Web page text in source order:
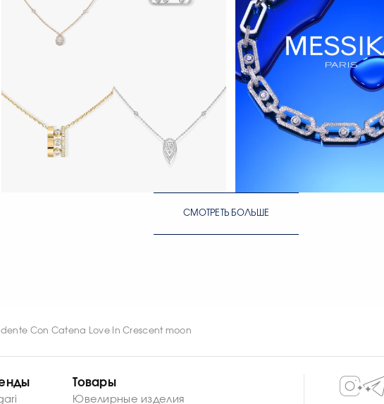
СМОТРЕТЬ СЕЙЧАС СМОТРЕТЬ СЕЙЧАС
СМОТРЕТЬ БОЛЬШЕ
Con Catena Love In Crescent moon
Товары
Ювелирные изделия